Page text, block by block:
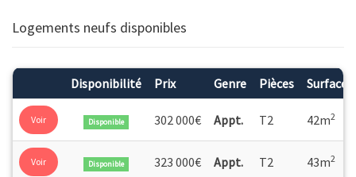
bien-être au quotidien. Servi par une architecture
appartements ont été conçus avec soin et disposent de
prestations intérieures de grande qualité. Pour plus de
confort, un parking en sous-sol ainsi qu’un abri à vélos
couvert sont proposés aux résidents. Nichée entre les
coteaux de Louveciennes et de la Jonchère, Bougival a pour
principal atout le charme d’un village verdoyant bordé par la
Logements neufs disponibles
Disponibilité Prix Genre Pièces Surface
Voir Disponible 302 000€ Appt. T2 42m2
Voir Disponible 323 000€ Appt. T2 43m2